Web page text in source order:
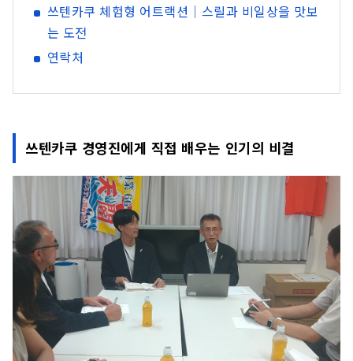
쓰텐카쿠 체험형 어트랙션｜스릴과 비일상을 맛보
는 도전
연락처
쓰텐카쿠 경영진에게 직접 배우는 인기의 비결